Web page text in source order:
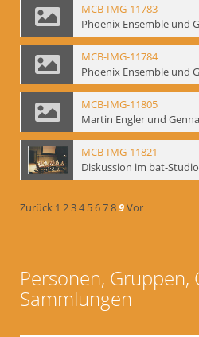
MCB-IMG-11783
MCB-IMG-11784
MCB-IMG-11805
MCB-IMG-11821
Zurück 1 234 56789Vor
Personen, Gruppen,
Sammlungen